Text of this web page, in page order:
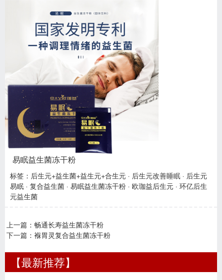
易眠益生菌冻干粉
标签： 后生元+益生菌+益生元+合生元 · 后生元改善睡眠 · 后生元
易眠 · 复合益生菌 · 易眠益生菌冻干粉 · 欧珈益后生元 · 环亿后生
元益生菌
上一篇： 畅通长寿益生菌冻干粉
下一篇： 褓胃灵复合益生菌冻干粉
【最新推荐】